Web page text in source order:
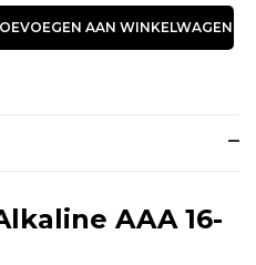
AAN WINKELWAGEN
AAA 16-